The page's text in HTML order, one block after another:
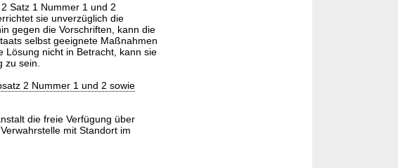
Satz 1 Nummer 1 und 2
sie unverzüglich die
gegen die Vorschriften, kann die
selbst geeignete Maßnahmen
Lösung nicht in Betracht, kann sie
sein.
2 Nummer 1 und 2 sowie
die freie Verfügung über
mit Standort im